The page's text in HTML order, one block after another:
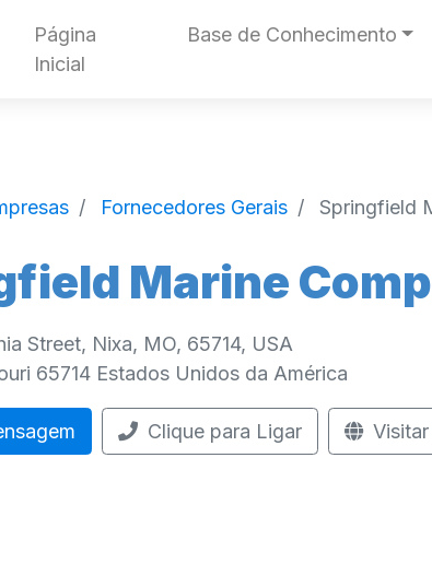
Página
Inicial
Base de Conhecimento
Fornecedores Gerais Springfield
Marine
Street, Nixa, MO, 65714, USA
65714 Estados Unidos da América
Clique para Ligar